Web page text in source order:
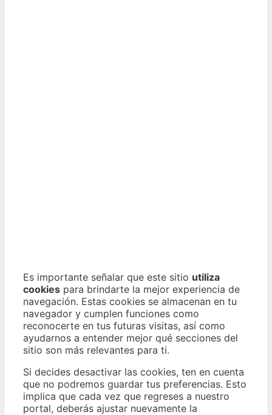
Es importante señalar que este sitio utiliza
cookies para brindarte la mejor experiencia de
navegación. Estas cookies se almacenan en tu
navegador y cumplen funciones como
reconocerte en tus futuras visitas, así como
ayudarnos a entender mejor qué secciones del
sitio son más relevantes para ti.
Si decides desactivar las cookies, ten en cuenta
que no podremos guardar tus preferencias. Esto
implica que cada vez que regreses a nuestro
portal, deberás ajustar nuevamente la